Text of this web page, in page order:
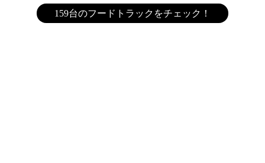
159台のフードトラックをチェック！